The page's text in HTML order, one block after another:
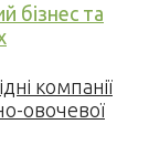
бізнес та
компанії
овочевої